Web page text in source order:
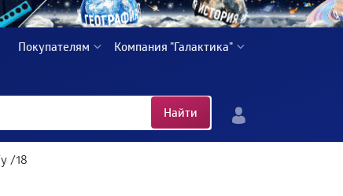
Покупателям Компания "Галактика"
Найти
/18